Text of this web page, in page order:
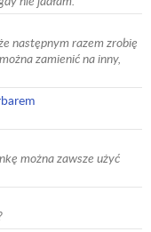
następnym razem zrobię
zamienić na inny,
można zawsze użyć